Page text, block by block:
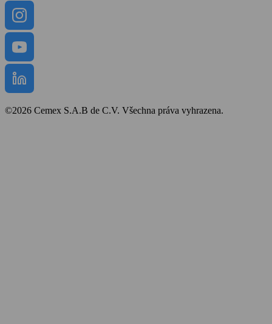
©2026 Cemex S.A.B de C.V. Všechna práva vyhrazena.